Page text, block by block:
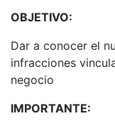
OBJETIVO:
Dar a conocer el
infracciones
negocio
IMPORTANTE: